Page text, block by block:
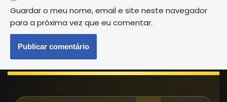
Guardar o meu nome, email e site neste navegador
para a próxima vez que eu comentar.